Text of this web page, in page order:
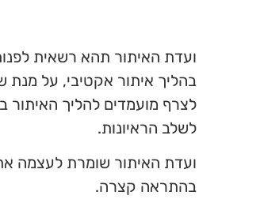
ועדת האיתור תהא רשאית
בהליך איתור אקטיבי, על מנת
לצרף מועמדים להליך האיתור
לשלב הראיונות.
ועדת האיתור שומרת לעצמה
בהתראה קצרה.